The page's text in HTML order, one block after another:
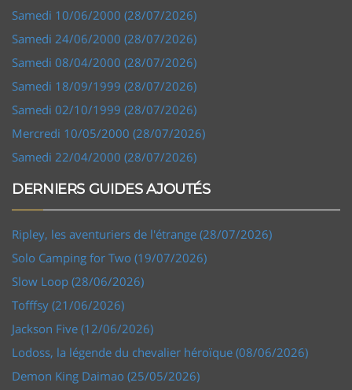
Samedi 10/06/2000 (28/07/2026)
Samedi 24/06/2000 (28/07/2026)
Samedi 08/04/2000 (28/07/2026)
Samedi 18/09/1999 (28/07/2026)
Samedi 02/10/1999 (28/07/2026)
Mercredi 10/05/2000 (28/07/2026)
Samedi 22/04/2000 (28/07/2026)
DERNIERS GUIDES AJOUTÉS
Ripley, les aventuriers de l'étrange (28/07/2026)
Solo Camping for Two (19/07/2026)
Slow Loop (28/06/2026)
Tofffsy (21/06/2026)
Jackson Five (12/06/2026)
Lodoss, la légende du chevalier héroïque (08/06/2026)
Demon King Daimao (25/05/2026)